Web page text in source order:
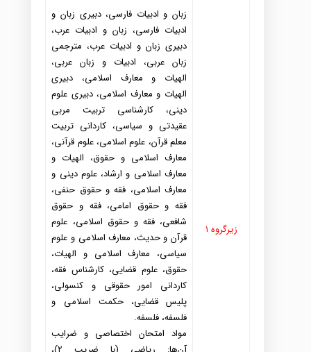
زیرگروه ۱
زبان و ادبیات فارسی، دبیری زبان و
ادبیات فارسی، زبان و ادبیات عرب،
دبیری زبان و ادبیات عرب، مترجمی
زبان عربی، ادبیات و زبان عربی،
الهیات و معارف اسلامی، دبیری
الهیات و معارف اسلامی، دبیری علوم
دینی، کارشناسی تربیت مربی
عقیدتی و سیاسی، کاردانی تربیت
معلم قرآن، علوم اسلامی، علوم قرآنی،
معارف اسلامی و حقوق، الهیات و
معارف اسلامی و ارشاد، علوم دینی و
معارف اسلامی، فقه و حقوق حنفی،
فقه و حقوق امامی، فقه و حقوق
شافعی، فقه و حقوق اسلامی، علوم
قرآن و حدیث، معارف اسلامی و علوم
سیاسی، معارف اسلامی و الهیات،
حقوق، علوم قضایی، کارشناس فقه،
کاردانی امور حقوقی و کنسولی،
پلیس قضایی، حکمت اسلامی و
فلسفه، فلسفه.
مواد امتحان اختصاصی و ضرایب